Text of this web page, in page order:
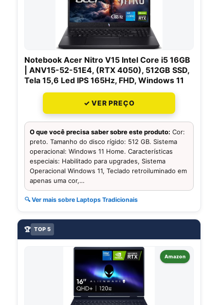
Notebook Acer Nitro V15 Intel Core i5 16GB
| ANV15-52-51E4, (RTX 4050), 512GB SSD,
Tela 15,6 Led IPS 165Hz, FHD, Windows 11
✓ VER PREÇO
O que você precisa saber sobre este produto: Cor:
preto. Tamanho do disco rígido: 512 GB. Sistema
operacional: Windows 11 Home. Características
especiais: Habilitado para upgrades, Sistema
Operacional Windows 11, Teclado retroiluminado em
apenas uma cor,…
🔍 Ver mais sobre Laptops Tradicionais
🏆 TOP 5
Amazon